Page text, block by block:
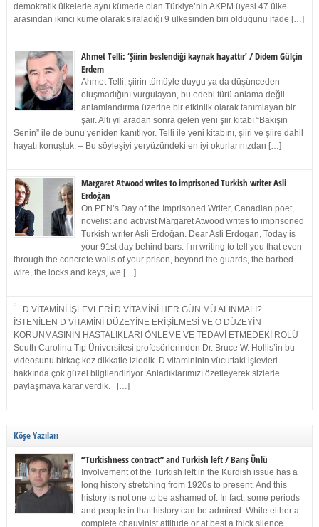
demokratik ülkelerle aynı kümede olan Türkiye’nin AKPM üyesi 47 ülke
arasından ikinci küme olarak sıraladığı 9 ülkesinden biri olduğunu ifade […]
Ahmet Telli: ‘Şiirin beslendiği kaynak hayattır’ / Didem Gülçin
Erdem
Ahmet Telli, şiirin tümüyle duygu ya da düşünceden
oluşmadığını vurgulayan, bu edebi türü anlama değil
anlamlandırma üzerine bir etkinlik olarak tanımlayan bir
şair. Altı yıl aradan sonra gelen yeni şiir kitabı “Bakışın
Senin” ile de bunu yeniden kanıtlıyor. Telli ile yeni kitabını, şiiri ve şiire dahil
hayatı konuştuk. – Bu söyleşiyi yeryüzündeki en iyi okurlarınızdan […]
Margaret Atwood writes to imprisoned Turkish writer Asli
Erdoğan
On PEN’s Day of the Imprisoned Writer, Canadian poet,
novelist and activist Margaret Atwood writes to imprisoned
Turkish writer Asli Erdoğan. Dear Asli Erdogan, Today is
your 91st day behind bars. I’m writing to tell you that even
through the concrete walls of your prison, beyond the guards, the barbed
wire, the locks and keys, we […]
D VİTAMİNİ İŞLEVLERİ D VİTAMİNİ HER GÜN MÜ ALINMALI?
İSTENİLEN D VİTAMİNİ DÜZEYİNE ERİŞİLMESİ VE O DÜZEYİN
KORUNMASININ HASTALIKLARI ÖNLEME VE TEDAVİ ETMEDEKİ ROLÜ
South Carolina Tıp Üniversitesi profesörlerinden Dr. Bruce W. Hollis’in bu
videosunu birkaç kez dikkatle izledik. D vitamininin vücuttaki işlevleri
hakkında çok güzel bilgilendiriyor. Anladıklarımızı özetleyerek sizlerle
paylaşmaya karar verdik. […]
Köşe Yazıları
“Turkishness contract” and Turkish left / Barış Ünlü
Involvement of the Turkish left in the Kurdish issue has a
long history stretching from 1920s to present. And this
history is not one to be ashamed of. In fact, some periods
and people in that history can be admired. While either a
complete chauvinist attitude or at best a thick silence